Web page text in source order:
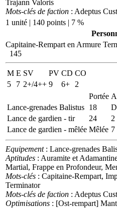
Trajann Valoris
Mots-clés de faction : Adeptus
1 unité | 140 points | 7 %
Capitaine-Rempart en Armure
145
M E SV PV CD CO
5
7 2+/4++ 9 6+
2
Portée A
Lance-grenades Balistus 18
Lance de gardien - tir
24 2
Lance de gardien - mêlée Mêlée 7
Equipement: Lance-grenades
Aptitudes : Auramite et
Martial, Frappe en Profondeur,
Mots-clés : Capitaine-Rempart,
Terminator
Mots-clés de faction : Adeptus
Optimisations : [Ost-rempart]